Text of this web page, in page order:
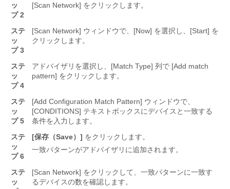
ッ
プ 2
[Scan Network] をクリックします。
ステ
ッ
プ 3
[Scan Network] ウィンドウで、[Now] を選択し、[Start] を
クリックします。
ステ
ッ
プ 4
アドバイザリを選択し、[Match Type] 列で [Add match
pattern] をクリックします。
ステ
ッ
プ 5
[Add Configuration Match Pattern] ウィンドウで、
[CONDITIONS] テキストボックスにデバイスと一致する
条件を入力します。
ステ
ッ
プ 6
[保存（Save）] をクリックします。
一致パターンがアドバイザリに追加されます。
ステ
ッ
[Scan Network] をクリックして、一致パターンに一致す
るデバイスの数を確認します。